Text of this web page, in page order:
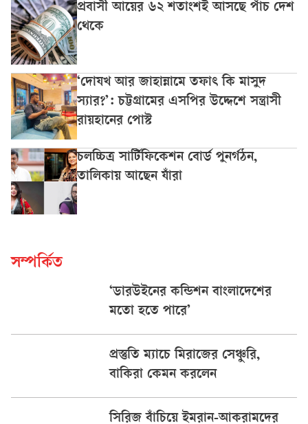
প্রবাসী আয়ের ৬২ শতাংশই আসছে পাঁচ দেশ
থেকে
‘দোযখ আর জাহান্নামে তফাৎ কি মাসুদ
স্যার?’: চট্টগ্রামের এসপির উদ্দেশে সন্ত্রাসী
রায়হানের পোস্ট
চলচ্চিত্র সার্টিফিকেশন বোর্ড পুনর্গঠন,
তালিকায় আছেন যাঁরা
সম্পর্কিত
‘ডারউইনের কন্ডিশন বাংলাদেশের
মতো হতে পারে’
প্রস্তুতি ম্যাচে মিরাজের সেঞ্চুরি,
বাকিরা কেমন করলেন
সিরিজ বাঁচিয়ে ইমরান-আকরামদের